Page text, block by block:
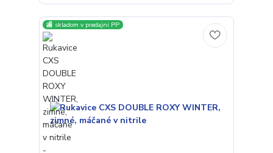
🏬 skladom v predajni PP